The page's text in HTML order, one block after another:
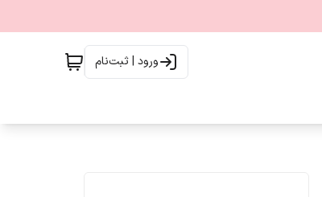
ورود | ثبت‌نام